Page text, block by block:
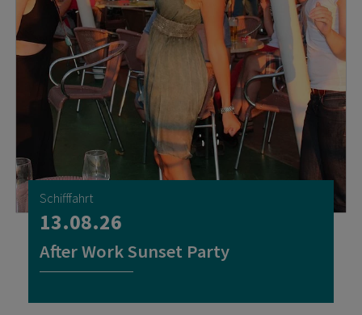
Schifffahrt
13.08.26
After Work Sunset Party